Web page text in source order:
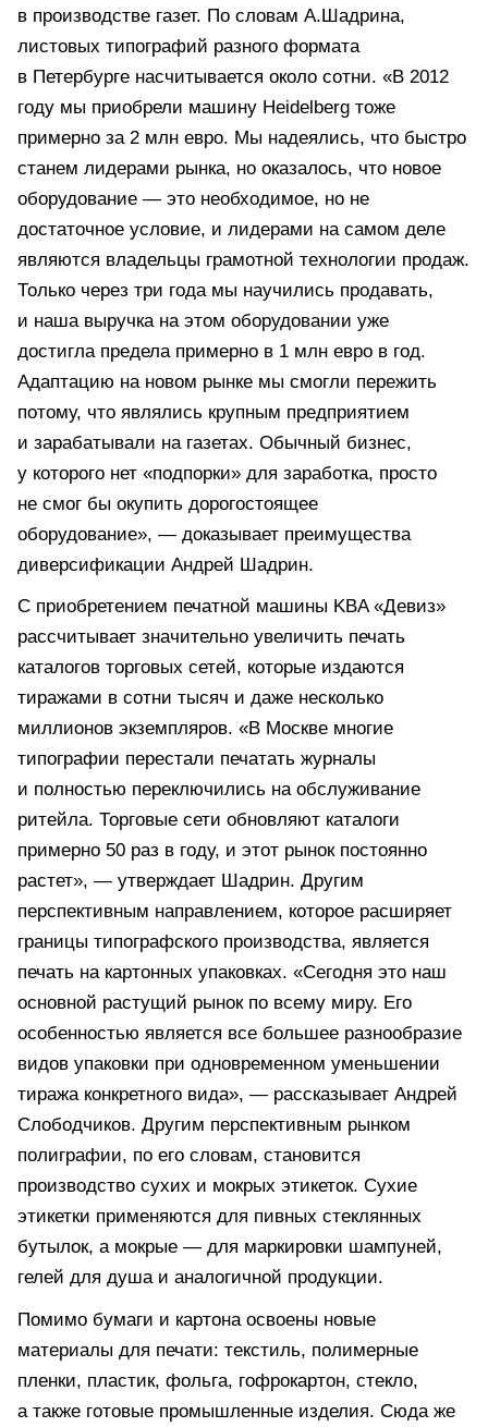
в производстве газет. По словам А.Шадрина,
листовых типографий разного формата
в Петербурге насчитывается около сотни. «В 2012
году мы приобрели машину Heidelberg тоже
примерно за 2 млн евро. Мы надеялись, что быстро
станем лидерами рынка, но оказалось, что новое
оборудование — это необходимое, но не
достаточное условие, и лидерами на самом деле
являются владельцы грамотной технологии продаж.
Только через три года мы научились продавать,
и наша выручка на этом оборудовании уже
достигла предела примерно в 1 млн евро в год.
Адаптацию на новом рынке мы смогли пережить
потому, что являлись крупным предприятием
и зарабатывали на газетах. Обычный бизнес,
у которого нет «подпорки» для заработка, просто
не смог бы окупить дорогостоящее
оборудование», — доказывает преимущества
диверсификации Андрей Шадрин.
С приобретением печатной машины KBA «Девиз»
рассчитывает значительно увеличить печать
каталогов торговых сетей, которые издаются
тиражами в сотни тысяч и даже несколько
миллионов экземпляров. «В Москве многие
типографии перестали печатать журналы
и полностью переключились на обслуживание
ритейла. Торговые сети обновляют каталоги
примерно 50 раз в году, и этот рынок постоянно
растет», — утверждает Шадрин. Другим
перспективным направлением, которое расширяет
границы типографского производства, является
печать на картонных упаковках. «Сегодня это наш
основной растущий рынок по всему миру. Его
особенностью является все большее разнообразие
видов упаковки при одновременном уменьшении
тиража конкретного вида», — рассказывает Андрей
Слободчиков. Другим перспективным рынком
полиграфии, по его словам, становится
производство сухих и мокрых этикеток. Сухие
этикетки применяются для пивных стеклянных
бутылок, а мокрые — для маркировки шампуней,
гелей для душа и аналогичной продукции.
Помимо бумаги и картона освоены новые
материалы для печати: текстиль, полимерные
пленки, пластик, фольга, гофрокартон, стекло,
а также готовые промышленные изделия. Сюда же